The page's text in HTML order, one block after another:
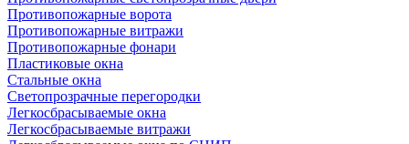
Противопожарные ворота
Противопожарные витражи
Противопожарные фонари
Пластиковые окна
Стальные окна
Светопрозрачные перегородки
Легкосбрасываемые окна
Легкосбрасываемые витражи